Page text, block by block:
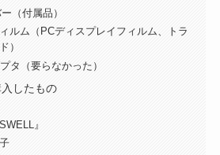
（付属品）
ルム（PCディスプレイフィルム、トラ
）
タ（要らなかった）
したもの
』